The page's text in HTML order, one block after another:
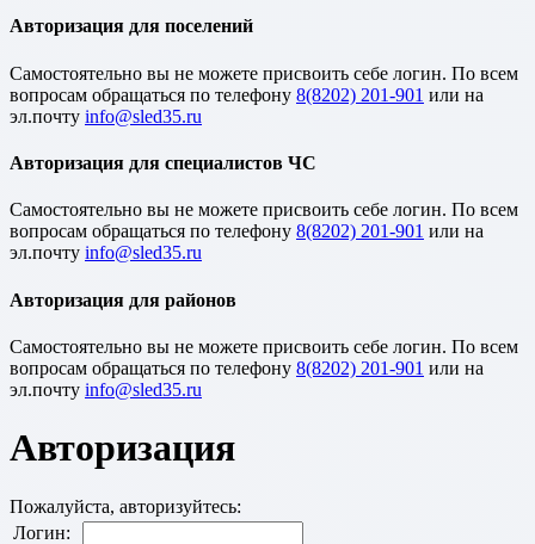
Авторизация для поселений
Cамостоятельно вы не можете присвоить себе логин. По всем
вопросам обращаться по телефону 8(8202) 201-901 или на
эл.почту
Авторизация для специалистов ЧС
Cамостоятельно вы не можете присвоить себе логин. По всем
вопросам обращаться по телефону 8(8202) 201-901 или на
эл.почту
Авторизация для районов
Cамостоятельно вы не можете присвоить себе логин. По всем
вопросам обращаться по телефону 8(8202) 201-901 или на
эл.почту
Авторизация
Пожалуйста, авторизуйтесь:
Логин: